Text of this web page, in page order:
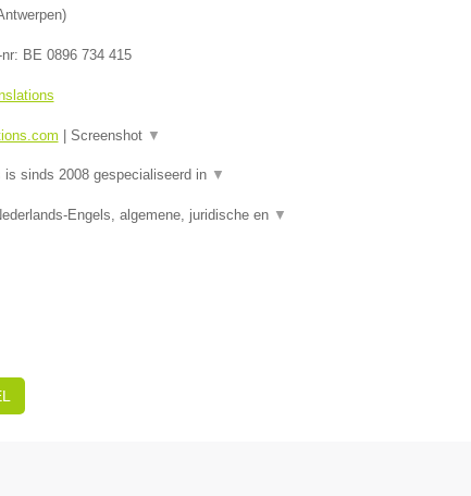
)
BE 0896 734 415
Screenshot ▼
sinds 2008 gespecialiseerd in ▼
Engels, algemene, juridische en ▼